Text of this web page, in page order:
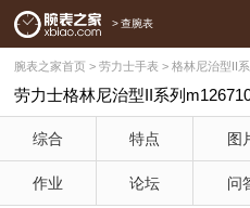
> 查腕表
腕表之家首页 > 劳力士手表 > 格林尼治型II系
劳力士格林尼治型II系列
综合 特点 图
作业 论坛 问